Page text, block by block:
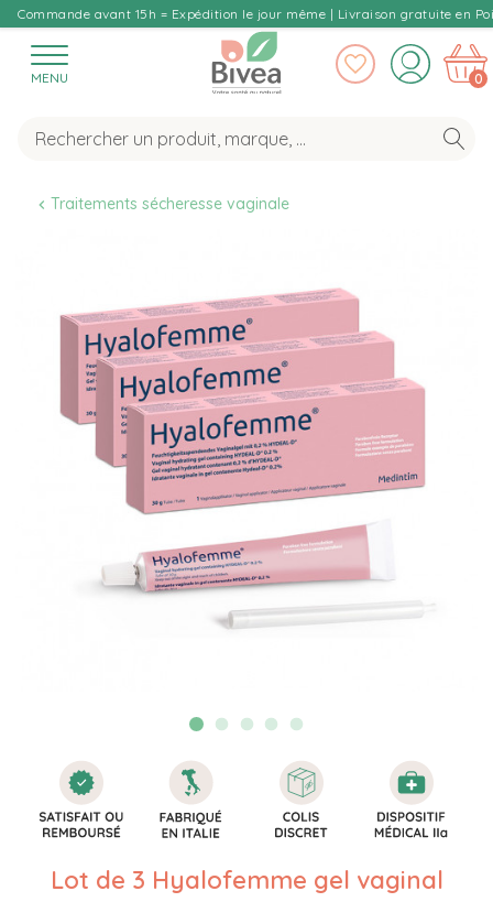
Commande avant 15h = Expédition le jour même | Livraison gratuite en
MENU 0
Traitements sécheresse vaginale
Lot de 3 Hyalofemme gel vaginal